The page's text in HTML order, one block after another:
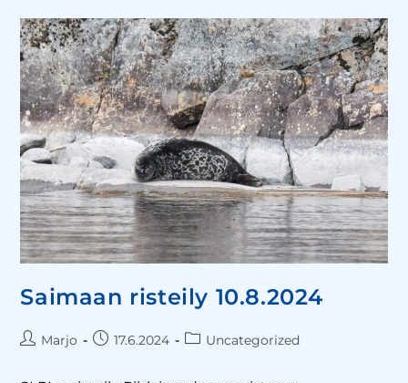
Saimaan risteily 10.8.2024
Marjo 17.6.2024 Uncategorized